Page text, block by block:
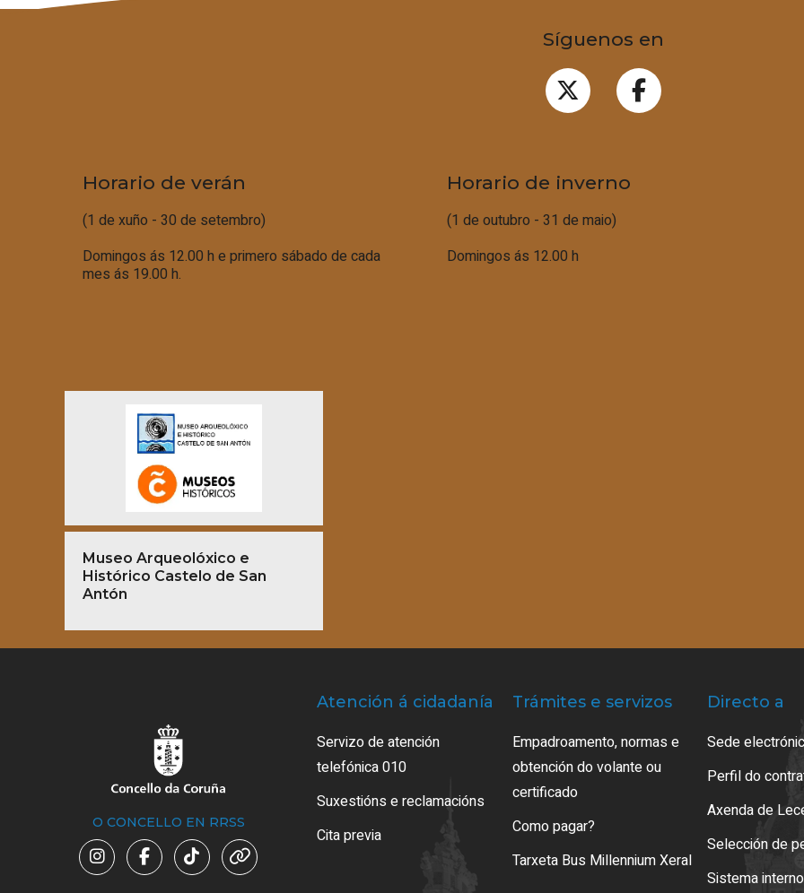
Síguenos en
Horario de verán
(1 de xuño - 30 de setembro)
Domingos ás 12.00 h e primero sábado de cada
mes ás 19.00 h.
Horario de inverno
(1 de outubro - 31 de maio)
Domingos ás 12.00 h
Museo Arqueolóxico e
Histórico Castelo de San
Antón
O CONCELLO EN RRSS
Atención á cidadanía
Servizo de atención
telefónica 010
Suxestións e reclamacións
Cita previa
Trámites e servizos
Empadroamento, normas e
obtención do volante ou
certificado
Como pagar?
Tarxeta Bus Millennium Xeral
Directo a
Sede
Perfil do
Axenda de
Selección de
Sistema